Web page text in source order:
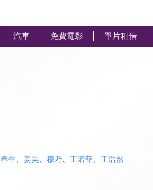
汽車 免費電影 單片租借
春生 姜昊、 穆乃 王若菲、 王浩然